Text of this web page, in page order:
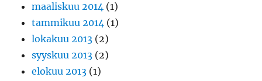
maaliskuu 2014 (1)
tammikuu 2014 (1)
lokakuu 2013 (2)
syyskuu 2013 (2)
elokuu 2013 (1)